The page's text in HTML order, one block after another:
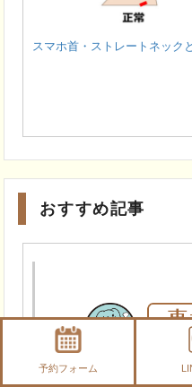
スマホ首・ストレートネック
おすすめ記事
予約フォーム